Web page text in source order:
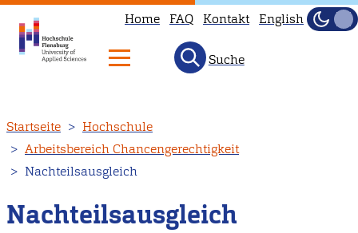
zum
Inhalt
Home FAQ Kontakt English
Hell
Suche
Startseite
Hochschule
Arbeitsbereich Chancengerechtigkeit
Nachteilsausgleich
Nachteilsausgleich